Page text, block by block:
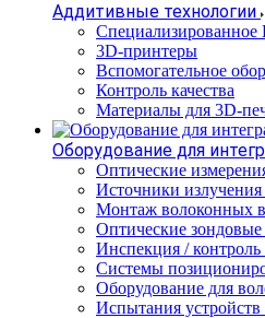
Аддитивные технологии
3D-принтеры
Вспомогательное
Контроль качества
Материалы для 3D-
Оборудование для
Оптические
Источники
Монтаж волоконных
Оптические зондовые
Инспекция / контроль
Системы
Оборудование для
Испытания